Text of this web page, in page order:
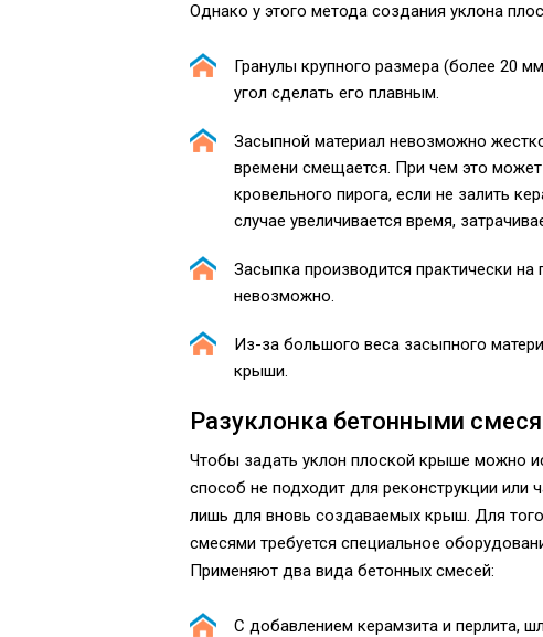
Однако у этого метода создания уклона
Гранулы крупного размера (более 20
угол сделать его плавным.
Засыпной материал невозможно
времени смещается. При чем это
кровельного пирога, если не залить
случае увеличивается время,
Засыпка производится практически
невозможно.
Из-за большого веса засыпного
крыши.
Разуклонка бетонными
Чтобы задать уклон плоской крыше можно
способ не подходит для реконструкции или
лишь для вновь создаваемых крыш. Для
смесями требуется специальное
Применяют два вида бетонных смесей:
С добавлением керамзита и перлита,